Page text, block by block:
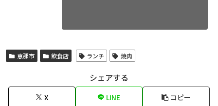
恵那市 飲食店 ランチ 焼肉
シェアする
X LINE コピー